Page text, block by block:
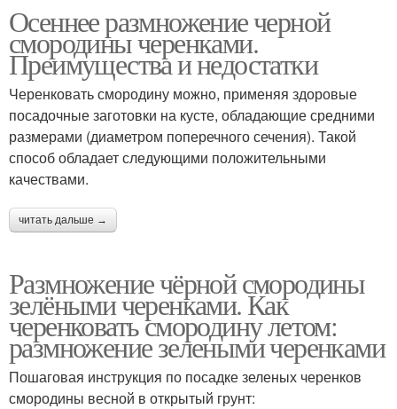
Осеннее размножение черной
смородины черенками.
Преимущества и недостатки
Черенковать смородину можно, применяя здоровые
посадочные заготовки на кусте, обладающие средними
размерами (диаметром поперечного сечения). Такой
способ обладает следующими положительными
качествами.
читать дальше →
Размножение чёрной смородины
зелёными черенками. Как
черенковать смородину летом:
размножение зелеными черенками
Пошаговая инструкция по посадке зеленых черенков
смородины весной в открытый грунт: